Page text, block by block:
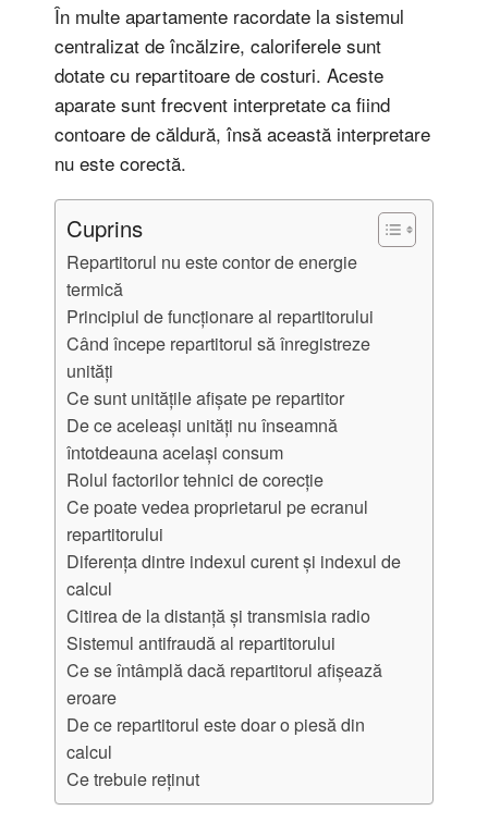
În multe apartamente racordate la sistemul
centralizat de încălzire, caloriferele sunt
dotate cu repartitoare de costuri. Aceste
aparate sunt frecvent interpretate ca fiind
contoare de căldură, însă această interpretare
nu este corectă.
Cuprins
Repartitorul nu este contor de energie
termică
Principiul de funcționare al repartitorului
Când începe repartitorul să înregistreze
unități
Ce sunt unitățile afișate pe repartitor
De ce aceleași unități nu înseamnă
întotdeauna același consum
Rolul factorilor tehnici de corecție
Ce poate vedea proprietarul pe ecranul
repartitorului
Diferența dintre indexul curent și indexul de
calcul
Citirea de la distanță și transmisia radio
Sistemul antifraudă al repartitorului
Ce se întâmplă dacă repartitorul afișează
eroare
De ce repartitorul este doar o piesă din
calcul
Ce trebuie reținut